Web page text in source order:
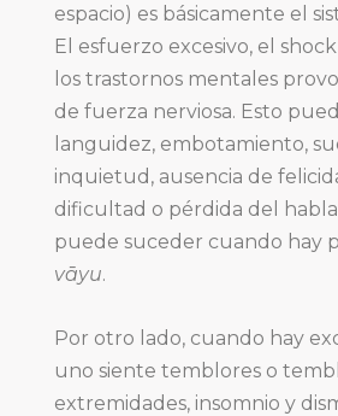
espacio) es básicamente el
El esfuerzo excesivo, el
los trastornos mentales
de fuerza nerviosa. Esto
languidez, embotamiento,
inquietud, ausencia de
dificultad o pérdida del
puede suceder cuando hay
vāyu.
Por otro lado, cuando hay
uno siente temblores o
extremidades, insomnio y